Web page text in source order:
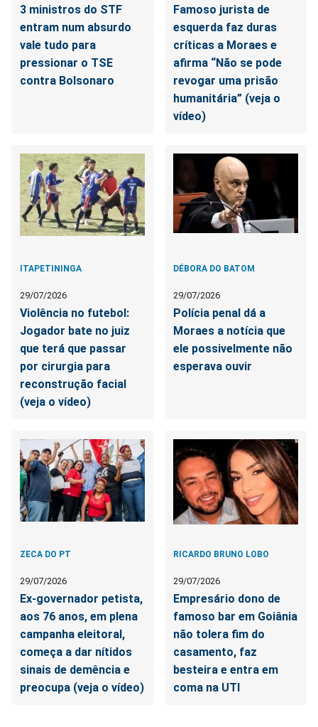
3 ministros do STF
entram num absurdo
vale tudo para
pressionar o TSE
contra Bolsonaro
Famoso jurista de
esquerda faz duras
críticas a Moraes e
afirma “Não se pode
revogar uma prisão
humanitária” (veja o
vídeo)
ITAPETININGA
29/07/2026
Violência no futebol:
Jogador bate no juiz
que terá que passar
por cirurgia para
reconstrução facial
(veja o vídeo)
DÉBORA DO BATOM
29/07/2026
Polícia penal dá a
Moraes a notícia que
ele possivelmente não
esperava ouvir
ZECA DO PT
29/07/2026
Ex-governador petista,
aos 76 anos, em plena
campanha eleitoral,
começa a dar nítidos
sinais de demência e
preocupa (veja o vídeo)
RICARDO BRUNO LOBO
29/07/2026
Empresário dono de
famoso bar em Goiânia
não tolera fim do
casamento, faz
besteira e entra em
coma na UTI